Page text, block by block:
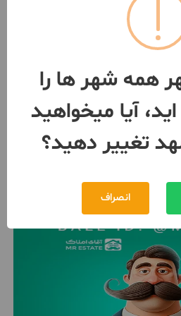
آپارتمان حاشیه وصال ۱۲۵متر
مشهد
مبلغ
3,125,000,000 تومان
بیش از 12 ماه پیش 091581***20
همه شهر ها را
آیا میخواهید
تغییر دهید؟
انصراف